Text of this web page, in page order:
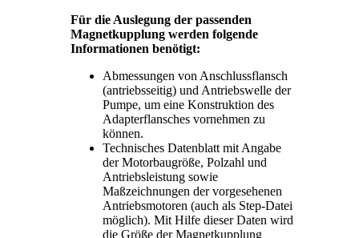
Für die Auslegung der passenden
Magnetkupplung werden folgende
Informationen benötigt:
Abmessungen von Anschlussflansch
(antriebsseitig) und Antriebswelle der
Pumpe, um eine Konstruktion des
Adapterflansches vornehmen zu
können.
Technisches Datenblatt mit Angabe
der Motorbaugröße, Polzahl und
Antriebsleistung sowie
Maßzeichnungen der vorgesehenen
Antriebsmotoren (auch als Step-Datei
möglich). Mit Hilfe dieser Daten wird
die Größe der Magnetkupplung